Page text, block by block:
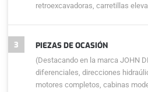
retroexcavadoras, carretillas
PIEZAS DE OCASIÓN
(Destacando en la marca JOHN
diferenciales, direcciones
motores completos, cabinas
3